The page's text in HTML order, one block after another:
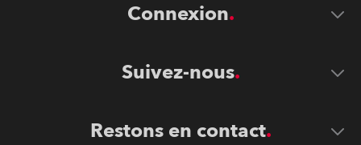
Connexion
Suivez-nous
Restons en contact